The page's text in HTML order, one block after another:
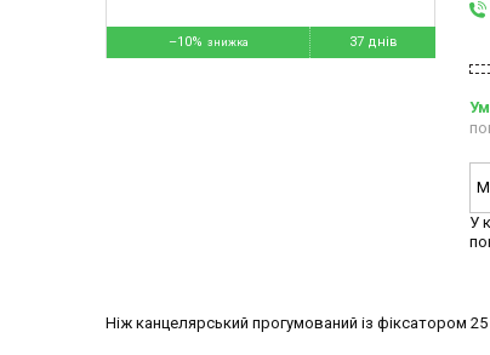
–10% 37 днів
У
Ніж канцелярський прогумований із фіксатором